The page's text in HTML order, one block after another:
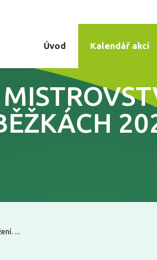
Úvod Kalendář akcí
...